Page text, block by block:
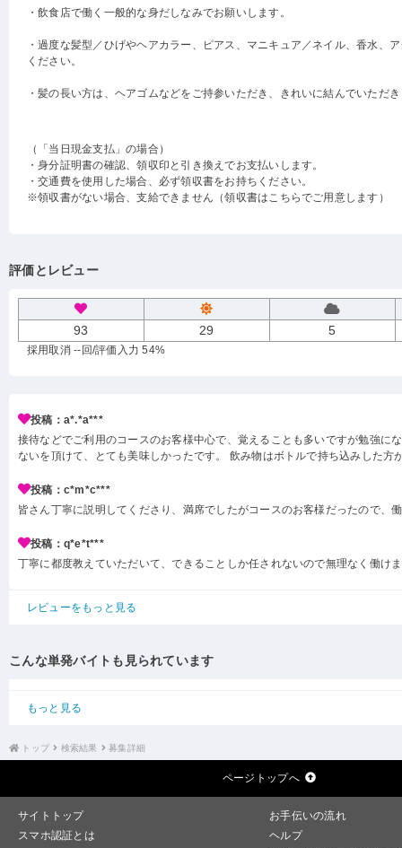
・飲食店で働く一般的な身だしなみでお願いします。
・過度な髪型／ひげやヘアカラー、ピアス、マニキュア／ネイル、香水、
ください。
・髪の長い方は、ヘアゴムなどをご持参いただき、きれいに結んでいただ
（「当日現金支払」の場合）
・身分証明書の確認、領収印と引き換えでお支払いします。
・交通費を使用した場合、必ず領収書をお持ちください。
※領収書がない場合、支給できません（領収書はこちらでご用意します）
評価とレビュー
93 29 5
採用取消 --回/評価入力 54%
投稿：a*.*a***
接待などでご利用のコースのお客様中心で、覚えることも多いですが勉強に
ないを頂けて、とても美味しかったです。 飲み物はボトルで持ち込みした方
投稿：c*m*c***
皆さん丁寧に説明してくださり、満席でしたがコースのお客様だったので、
投稿：q*e*t***
丁寧に都度教えていただいて、できることしか任されないので無理なく働け
レビューをもっと見る
こんな単発バイトも見られています
もっと見る
トップ 検索結果 募集詳細
ページトップへ
サイトトップ
お手伝いの流れ
スマホ認証とは
ヘルプ